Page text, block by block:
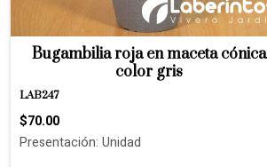
Bugambilia roja en maceta cónica
color gris
LAB247
$70.00
Presentación: Unidad